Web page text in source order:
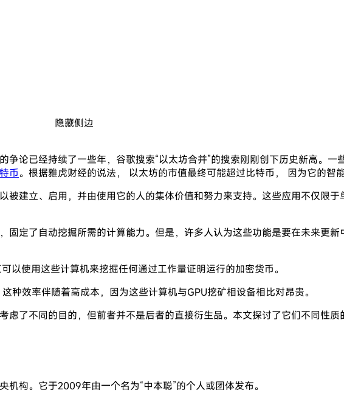
隐藏侧边
的争论已经持续了一些年，谷歌搜索“以太坊合并”的搜索刚刚创下历史新高。
币。根据雅虎财经的说法， 以太坊的市值最终可能超过比特币， 因为它的智
建立、启用，并由使用它的人的集体价值和努力来支持。这些应用不仅限
固定了自动挖掘所需的计算能力。但是，许多人认为这些功能是要在未来更
以使用这些计算机来挖掘任何通过工作量证明运行的加密货币。
种效率伴随着高成本，因为这些计算机与GPU挖矿相设备相比对昂贵。
了不同的目的，但前者并不是后者的直接衍生品。本文探讨了它们不同性
构。它于2009年由一个名为“中本聪”的个人或团体发布。